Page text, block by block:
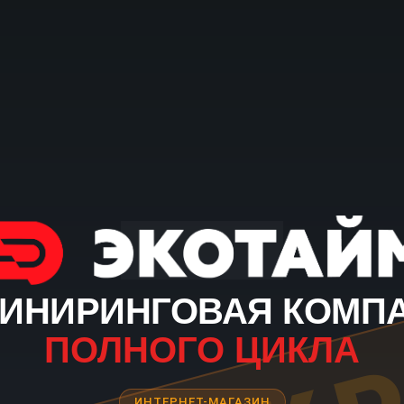
ПОЛНОГО ЦИКЛА
ИНТЕРНЕТ-МАГАЗИН